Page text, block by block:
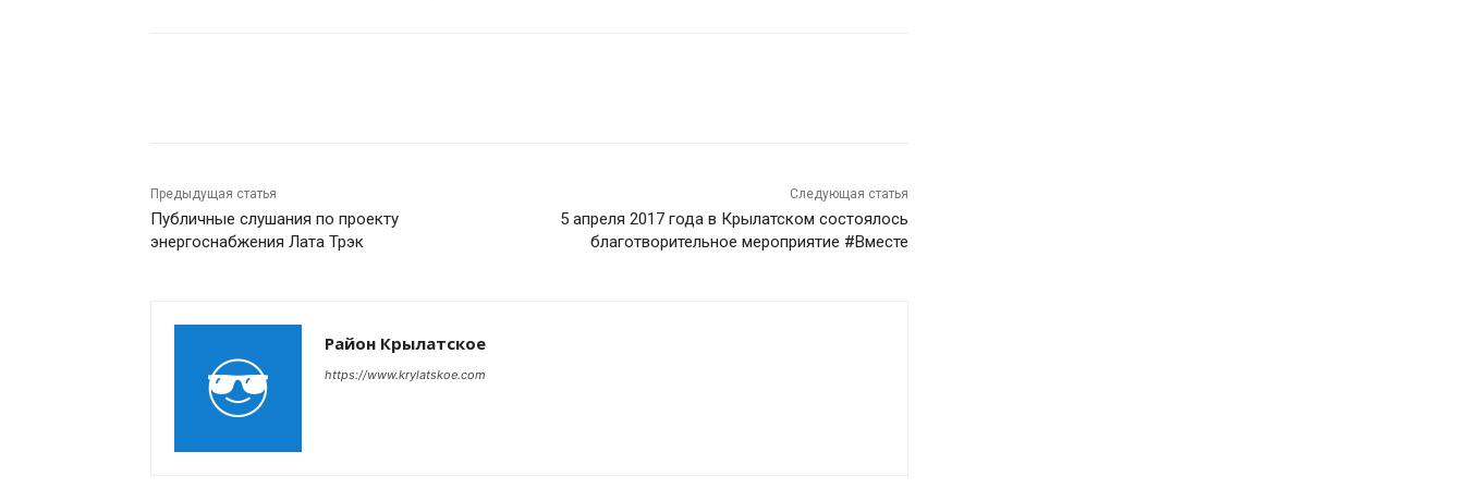
Предыдущая статья
Публичные слушания по проекту
энергоснабжения Лата Трэк
Следующая статья
5 апреля 2017 года в Крылатском состоялось
благотворительное мероприятие #Вместе
Район Крылатское
https://www.krylatskoe.com